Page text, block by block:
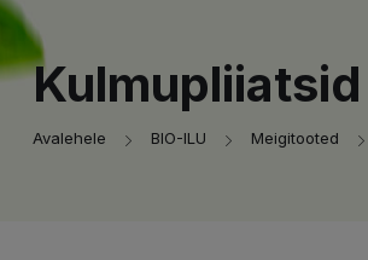
Avalehele BIO-ILU Meigitooted